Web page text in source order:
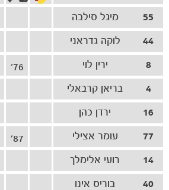
55
מיגל סילבה
44
לוקה גדראני
8
ירין לוי
76'
4
בריאן קרבאלי
16
ירדן כהן
77
עומר אצילי
87'
14
רועי אלימלך
40
בוריס אינו